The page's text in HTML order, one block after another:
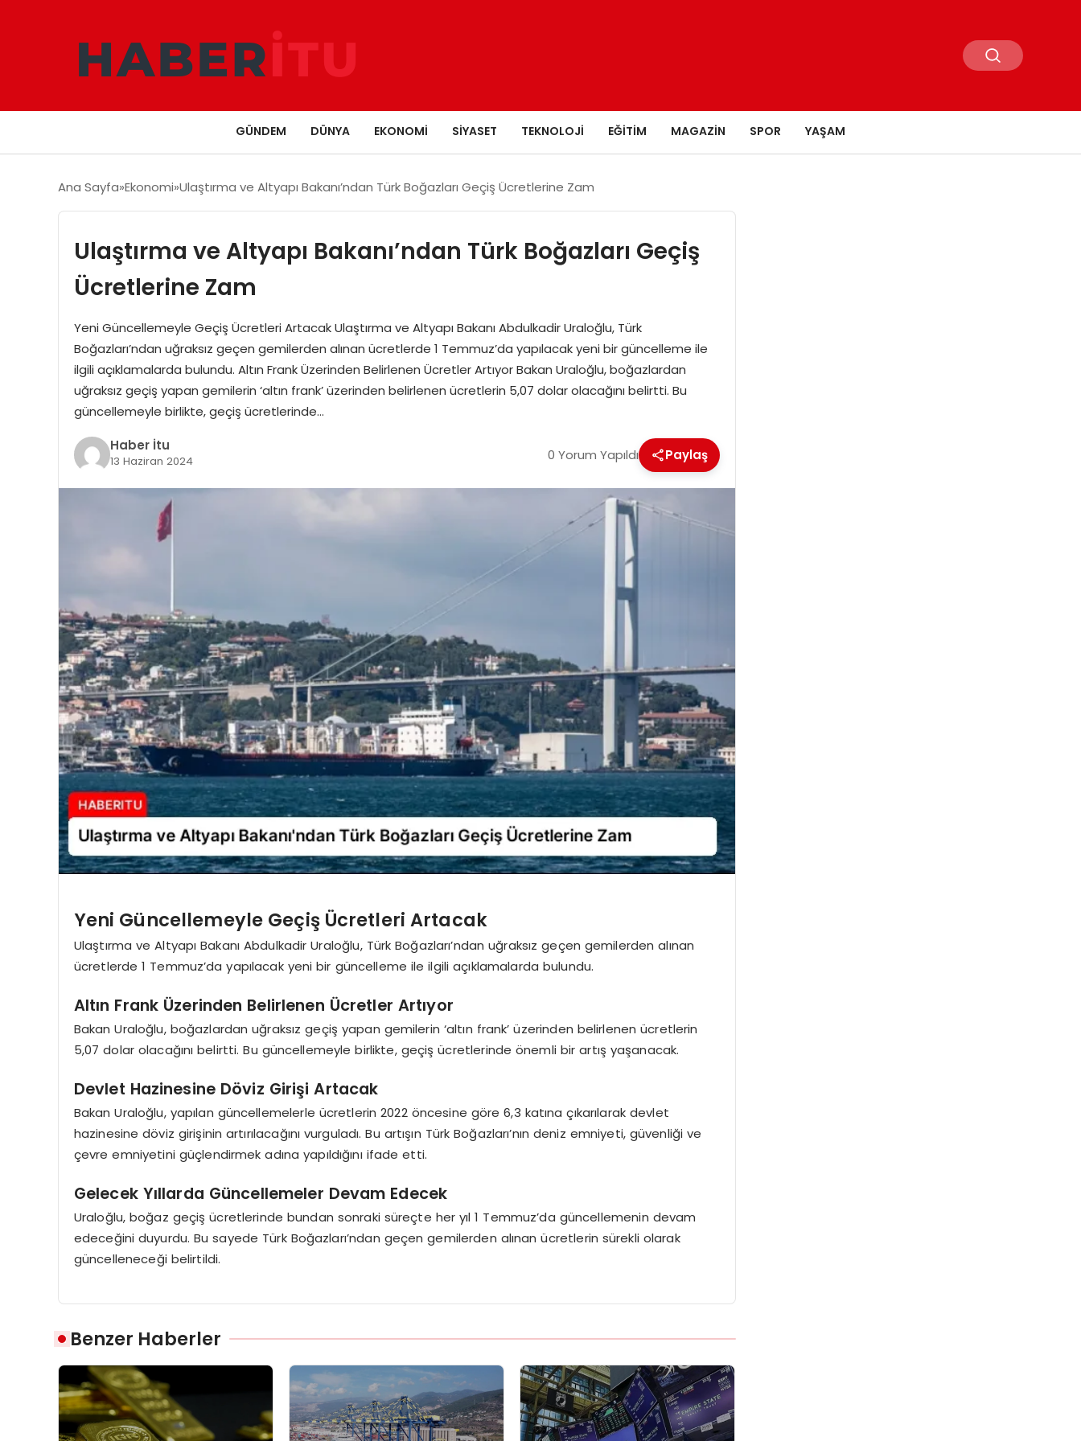
GÜNDEM DÜNYA EKONOMI SIYASET TEKNOLOJI EĞITIM MAGAZIN SPOR YAŞAM
Ana Sayfa Ekonomi Ulaştırma ve Altyapı Bakanı’ndan Türk Boğazları Geçiş Ücretlerine Zam
Ulaştırma ve Altyapı Bakanı’ndan Türk Boğazları Geçiş
Ücretlerine Zam
Yeni Güncellemeyle Geçiş Ücretleri Artacak Ulaştırma ve Altyapı Bakanı Abdulkadir Uraloğlu, Türk
Boğazları’ndan uğraksız geçen gemilerden alınan ücretlerde 1 Temmuz’da yapılacak yeni bir güncelleme ile
ilgili açıklamalarda bulundu. Altın Frank Üzerinden Belirlenen Ücretler Artıyor Bakan Uraloğlu, boğazlardan
uğraksız geçiş yapan gemilerin ‘altın frank’ üzerinden belirlenen ücretlerin 5,07 dolar olacağını belirtti. Bu
güncellemeyle birlikte, geçiş ücretlerinde…
Haber İtu
13 Haziran 2024 0 Yorum Yapıldı Paylaş
Yeni Güncellemeyle Geçiş Ücretleri Artacak
Ulaştırma ve Altyapı Bakanı Abdulkadir Uraloğlu, Türk Boğazları’ndan uğraksız geçen gemilerden alınan
ücretlerde 1 Temmuz’da yapılacak yeni bir güncelleme ile ilgili açıklamalarda bulundu.
Altın Frank Üzerinden Belirlenen Ücretler Artıyor
Bakan Uraloğlu, boğazlardan uğraksız geçiş yapan gemilerin ‘altın frank’ üzerinden belirlenen ücretlerin
5,07 dolar olacağını belirtti. Bu güncellemeyle birlikte, geçiş ücretlerinde önemli bir artış yaşanacak.
Devlet Hazinesine Döviz Girişi Artacak
Bakan Uraloğlu, yapılan güncellemelerle ücretlerin 2022 öncesine göre 6,3 katına çıkarılarak devlet
hazinesine döviz girişinin artırılacağını vurguladı. Bu artışın Türk Boğazları’nın deniz emniyeti, güvenliği ve
çevre emniyetini güçlendirmek adına yapıldığını ifade etti.
Gelecek Yıllarda Güncellemeler Devam Edecek
Uraloğlu, boğaz geçiş ücretlerinde bundan sonraki süreçte her yıl 1 Temmuz’da güncellemenin devam
edeceğini duyurdu. Bu sayede Türk Boğazları’ndan geçen gemilerden alınan ücretlerin sürekli olarak
güncelleneceği belirtildi.
Benzer Haberler